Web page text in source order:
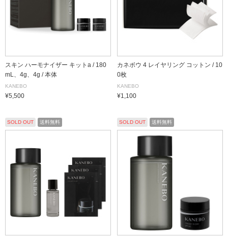
スキン ハーモナイザー キットa / 180
mL、4g、4g / 本体
KANEBO
¥5,500
カネボウ 4 レイヤリング コットン / 10
0枚
KANEBO
¥1,100
SOLD OUT 送料無料 SOLD OUT 送料無料